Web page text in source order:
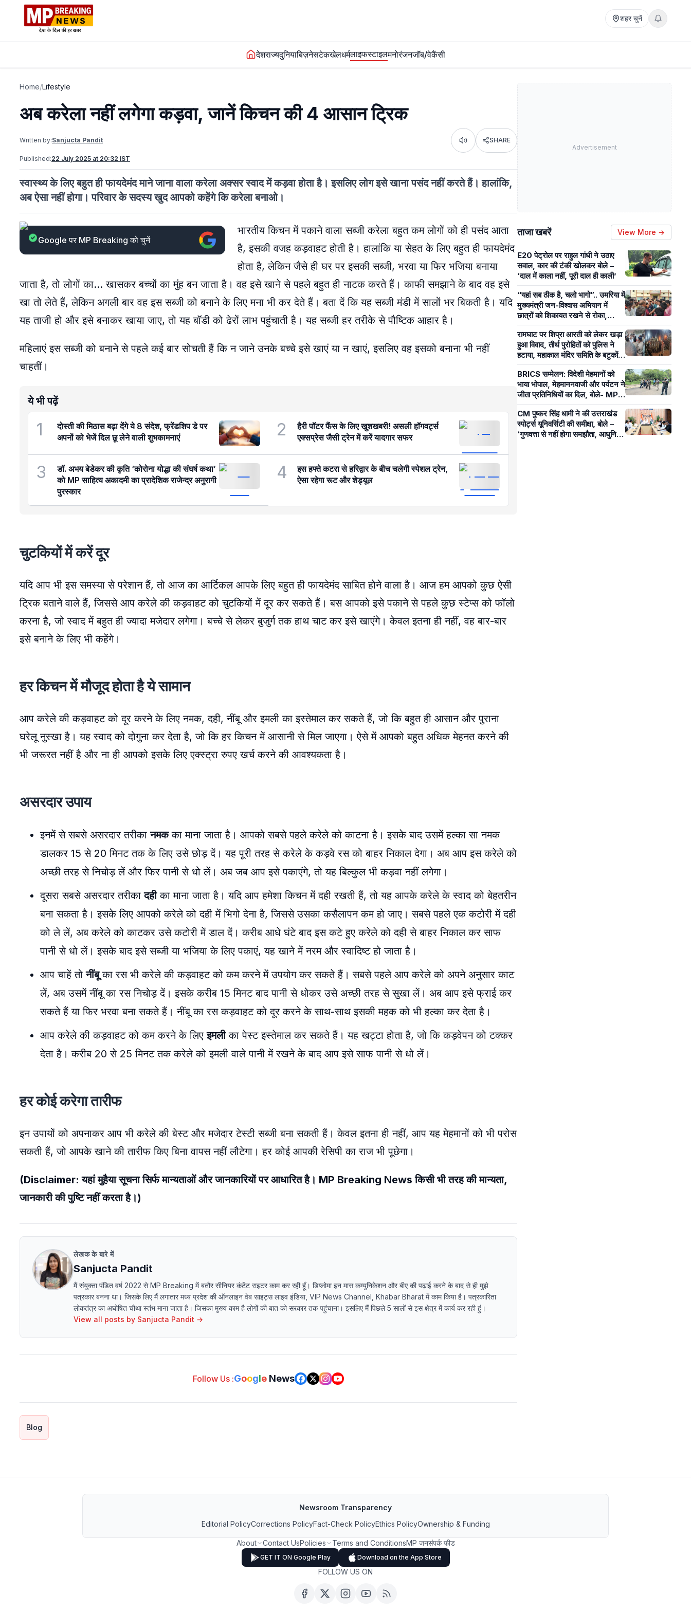
शहर चुनें
देशराज्यदुनियाबिज़नेसटेकखेलधर्मलाइफस्टाइलमनोरंजनजॉब/वेकैंसी
Home/Lifestyle
अब करेला नहीं लगेगा कड़वा, जानें किचन की 4 आसान ट्रिक
Written by:Sanjucta Pandit Listen SHARE
Published:22 July 2025 at 20:32 IST
स्वास्थ्य के लिए बहुत ही फायदेमंद माने जाना वाला करेला अक्सर स्वाद में कड़वा होता है। इसलिए लोग इसे खाना पसंद नहीं करते हैं। हालांकि,
अब ऐसा नहीं होगा। परिवार के सदस्य खुद आपको कहेंगे कि करेला बनाओ।
Google पर MP Breaking को चुनें
भारतीय किचन में पकाने वाला सब्जी करेला बहुत कम लोगों को ही पसंद आता
है, इसकी वजह कड़वाहट होती है। हालांकि या सेहत के लिए बहुत ही फायदेमंद
होता है, लेकिन जैसे ही घर पर इसकी सब्जी, भरवा या फिर भजिया बनाया
जाता है, तो लोगों का… खासकर बच्चों का मुंह बन जाता है। वह इसे खाने से पहले बहुत ही नाटक करते हैं। काफी समझाने के बाद वह इसे
खा तो लेते हैं, लेकिन अगली बार वह इस सब्जी को बनाने के लिए मना भी कर देते हैं। बता दें कि यह सब्जी मंडी में सालों भर बिकती है। यदि
यह ताजी हो और इसे बनाकर खाया जाए, तो यह बॉडी को ढेरों लाभ पहुंचाती है। यह सब्जी हर तरीके से पौष्टिक आहार है।
महिलाएं इस सब्जी को बनाने से पहले कई बार सोचती हैं कि न जाने उनके बच्चे इसे खाएं या न खाएं, इसलिए वह इसको बनाना भी नहीं
चाहतीं।
ये भी पढ़ें
1
दोस्ती की मिठास बढ़ा देंगे ये 8 संदेश, फ्रेंडशिप डे पर
अपनों को भेजें दिल छू लेने वाली शुभकामनाएं
2
हैरी पॉटर फैंस के लिए खुशखबरी! असली हॉगवर्ट्स
एक्सप्रेस जैसी ट्रेन में करें यादगार सफर
3
डॉ. अभय बेडेकर की कृति ‘कोरोना योद्धा की संघर्ष कथा’
को MP साहित्य अकादमी का प्रादेशिक राजेन्द्र अनुरागी
पुरस्कार
4
इस हफ्ते कटरा से हरिद्वार के बीच चलेगी स्पेशल ट्रेन,
ऐसा रहेगा रूट और शेड्यूल
चुटकियों में करें दूर
यदि आप भी इस समस्या से परेशान हैं, तो आज का आर्टिकल आपके लिए बहुत ही फायदेमंद साबित होने वाला है। आज हम आपको कुछ ऐसी
ट्रिक बताने वाले हैं, जिससे आप करेले की कड़वाहट को चुटकियों में दूर कर सकते हैं। बस आपको इसे पकाने से पहले कुछ स्टेप्स को फॉलो
करना है, जो स्वाद में बहुत ही ज्यादा मजेदार लगेगा। बच्चे से लेकर बुजुर्ग तक हाथ चाट कर इसे खाएंगे। केवल इतना ही नहीं, वह बार-बार
इसे बनाने के लिए भी कहेंगे।
हर किचन में मौजूद होता है ये सामान
आप करेले की कड़वाहट को दूर करने के लिए नमक, दही, नींबू और इमली का इस्तेमाल कर सकते हैं, जो कि बहुत ही आसान और पुराना
घरेलू नुस्खा है। यह स्वाद को दोगुना कर देता है, जो कि हर किचन में आसानी से मिल जाएगा। ऐसे में आपको बहुत अधिक मेहनत करने की
भी जरूरत नहीं है और ना ही आपको इसके लिए एक्स्ट्रा रुपए खर्च करने की आवश्यकता है।
असरदार उपाय
इनमें से सबसे असरदार तरीकानमकका माना जाता है। आपको सबसे पहले करेले को काटना है। इसके बाद उसमें हल्का सा नमक
डालकर 15 से 20 मिनट तक के लिए उसे छोड़ दें। यह पूरी तरह से करेले के कड़वे रस को बाहर निकाल देगा। अब आप इस करेले को
अच्छी तरह से निचोड़ लें और फिर पानी से धो लें। अब जब आप इसे पकाएंगे, तो यह बिल्कुल भी कड़वा नहीं लगेगा।
दूसरा सबसे असरदार तरीकादहीका माना जाता है। यदि आप हमेशा किचन में दही रखती हैं, तो यह आपके करेले के स्वाद को बेहतरीन
बना सकता है। इसके लिए आपको करेले को दही में भिगो देना है, जिससे उसका कसैलापन कम हो जाए। सबसे पहले एक कटोरी में दही
को ले लें, अब करेले को काटकर उसे कटोरी में डाल दें। करीब आधे घंटे बाद इस कटे हुए करेले को दही से बाहर निकाल कर साफ
पानी से धो लें। इसके बाद इसे सब्जी या भजिया के लिए पकाएं, यह खाने में नरम और स्वादिष्ट हो जाता है।
आप चाहें तोनींबूका रस भी करेले की कड़वाहट को कम करने में उपयोग कर सकते हैं। सबसे पहले आप करेले को अपने अनुसार काट
लें, अब उसमें नींबू का रस निचोड़ दें। इसके करीब 15 मिनट बाद पानी से धोकर उसे अच्छी तरह से सुखा लें। अब आप इसे फ्राई कर
सकते हैं या फिर भरवा बना सकते हैं। नींबू का रस कड़वाहट को दूर करने के साथ-साथ इसकी महक को भी हल्का कर देता है।
आप करेले की कड़वाहट को कम करने के लिएइमलीका पेस्ट इस्तेमाल कर सकते हैं। यह खट्टा होता है, जो कि कड़वेपन को टक्कर
देता है। करीब 20 से 25 मिनट तक करेले को इमली वाले पानी में रखने के बाद आप इसे साफ पानी से धो लें।
हर कोई करेगा तारीफ
इन उपायों को अपनाकर आप भी करेले की बेस्ट और मजेदार टेस्टी सब्जी बना सकती हैं। केवल इतना ही नहीं, आप यह मेहमानों को भी परोस
सकती हैं, जो आपके खाने की तारीफ किए बिना वापस नहीं लौटेगा। हर कोई आपकी रेसिपी का राज भी पूछेगा।
(Disclaimer: यहां मुहैया सूचना सिर्फ मान्यताओं और जानकारियों पर आधारित है। MP Breaking News किसी भी तरह की मान्यता,
जानकारी की पुष्टि नहीं करता है।)
लेखक के बारे में
Sanjucta Pandit
मैं संयुक्ता पंडित वर्ष 2022 से MP Breaking में बतौर सीनियर कंटेंट राइटर काम कर रही हूँ। डिप्लोमा इन मास कम्युनिकेशन और बीए की पढ़ाई करने के बाद से ही मुझे
पत्रकार बनना था। जिसके लिए मैं लगातार मध्य प्रदेश की ऑनलाइन वेब साइट्स लाइव इंडिया, VIP News Channel, Khabar Bharat में काम किया है। पत्रकारिता
लोकतंत्र का अघोषित चौथा स्तंभ माना जाता है। जिसका मुख्य काम है लोगों की बात को सरकार तक पहुंचाना। इसलिए मैं पिछले 5 सालों से इस क्षेत्र में कार्य कर रही हुं।
View all posts by Sanjucta Pandit →
Follow Us :Google News
Blog
Advertisement
ताजा खबरें View More →
E20 पेट्रोल पर राहुल गांधी ने उठाए
सवाल, कार की टंकी खोलकर बोले –
‘दाल में काला नहीं, पूरी दाल ही काली’
“यहां सब ठीक है, चलो भागो”.. उमरिया में
मुख्यमंत्री जन-विश्वास अभियान में
छात्रों को शिकायत रखने से रोका,
पंचायत सचिव पर लगे आरोप
रामघाट पर शिप्रा आरती को लेकर खड़ा
हुआ विवाद, तीर्थ पुरोहितों को पुलिस ने
हटाया, महाकाल मंदिर समिति के बटुकों ने
कराई आरती
BRICS सम्मेलन: विदेशी मेहमानों को
भाया भोपाल, मेहमाननवाजी और पर्यटन ने
जीता प्रतिनिधियों का दिल, बोले- MP
का आतिथ्य हमेशा रहेगा याद
CM पुष्कर सिंह धामी ने की उत्तराखंड
स्पोर्ट्स यूनिवर्सिटी की समीक्षा, बोले –
‘गुणवत्ता से नहीं होगा समझौता, आधुनिक
Newsroom Transparency
Editorial PolicyCorrections PolicyFact-Check PolicyEthics PolicyOwnership & Funding
About Contact UsPolicies Terms and ConditionsMP जनसंपर्क फीड
GET IT ON Google Play Download on the App Store
FOLLOW US ON